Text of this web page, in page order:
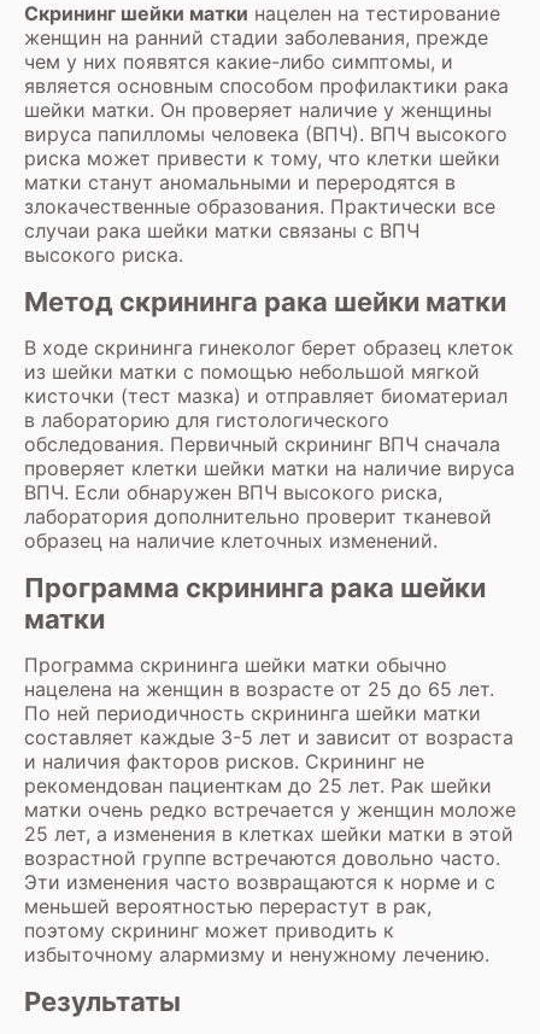
Скрининг шейки матки нацелен на тестирование
женщин на ранний стадии заболевания, прежде
чем у них появятся какие-либо симптомы, и
является основным способом профилактики рака
шейки матки. Он проверяет наличие у женщины
вируса папилломы человека (ВПЧ). ВПЧ высокого
риска может привести к тому, что клетки шейки
матки станут аномальными и переродятся в
злокачественные образования. Практически все
случаи рака шейки матки связаны с ВПЧ
высокого риска.
Метод скрининга рака шейки матки
В ходе скрининга гинеколог берет образец клеток
из шейки матки с помощью небольшой мягкой
кисточки (тест мазка) и отправляет биоматериал
в лабораторию для гистологического
обследования. Первичный скрининг ВПЧ сначала
проверяет клетки шейки матки на наличие вируса
ВПЧ. Если обнаружен ВПЧ высокого риска,
лаборатория дополнительно проверит тканевой
образец на наличие клеточных изменений.
Программа скрининга рака шейки
матки
Программа скрининга шейки матки обычно
нацелена на женщин в возрасте от 25 до 65 лет.
По ней периодичность скрининга шейки матки
составляет каждые 3-5 лет и зависит от возраста
и наличия факторов рисков. Скрининг не
рекомендован пациенткам до 25 лет. Рак шейки
матки очень редко встречается у женщин моложе
25 лет, а изменения в клетках шейки матки в этой
возрастной группе встречаются довольно часто.
Эти изменения часто возвращаются к норме и с
меньшей вероятностью перерастут в рак,
поэтому скрининг может приводить к
избыточному алармизму и ненужному лечению.
Результаты